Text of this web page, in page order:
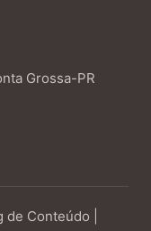
Grossa-PR
de Conteúdo |